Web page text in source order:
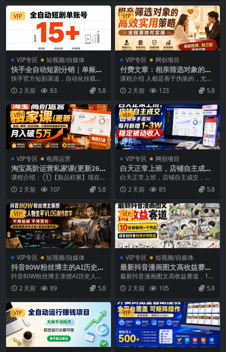
VIP
VIP专区 短视频/自媒体
快手全自动短剧分销｜单账号
日收益15+
快手官方短剧渠道，自动化挂载发
布，不用拍视频、不用出镜。单账
号稳定日收益15+，...
2 天前 83 5.8
VIP
VIP专区 网创项目
付费文章：相亲筛选对象的高
效实用策略，全程落地可实
操，规避短择、利己型相亲对
象
课程介绍 人都是善于伪装的，尤其
是相亲的时候。那么如何识别伪装?
相亲本质是双向尽...
2 天前 123 5.8
VIP
VIP专区 电商运营
淘宝高阶运营私家课(更新26
年
课程介绍： ①【新品积累】现在主
流的控成本和最大化，应该用于哪
些产品效果更好。 ...
2 天前 107 5.8
VIP
VIP专区 网创项目
白天正常上班，店铺自主成
交，做多多虚拟每月新增1-3
W稳定被动收入【揭秘】
白天正常上班，店铺自主成交，做
多多虚拟每月新增1-3W稳定被动收
入【揭秘】 项目...
2 天前 85 5.8
VIP
VIP专区 短视频/自媒体
抖音80W粉丝博主的AI历史人
物生平VLOG教学，不用拍摄
不用露脸，AI帮你搞定，轻松
解锁伙伴计划+精选收益
抖音80W粉丝博主亲授AI历史人物
生平VLOG制作教学，不用拍摄不用
露脸，轻松解...
2 天前 89 5.8
VIP
VIP专区 短视频/自媒体
最新抖音漫画图文高收益赛
道，10分钟制作一个作品，稳
拿创作者伙伴计划收益
最新抖音漫画图文高收益赛道，10
分钟制作一个作品，稳拿创作者伙
伴计划收益 整个流...
2 天前 105 5.8
VIP VIP